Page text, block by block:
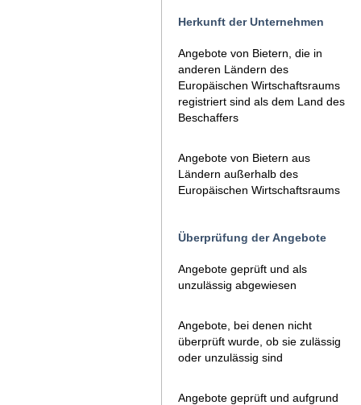
Herkunft der Unternehmen
Angebote von Bietern, die in
anderen Ländern des
Europäischen Wirtschaftsraums
registriert sind als dem Land des
Beschaffers
Angebote von Bietern aus
Ländern außerhalb des
Europäischen Wirtschaftsraums
Überprüfung der Angebote
Angebote geprüft und als
unzulässig abgewiesen
Angebote, bei denen nicht
überprüft wurde, ob sie zulässig
oder unzulässig sind
Angebote geprüft und aufgrund